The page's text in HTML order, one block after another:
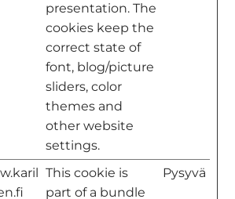
presentation. The
cookies keep the
correct state of
font, blog/picture
sliders, color
themes and
other website
settings.
This cookie is
part of a bundle
Pysyvä